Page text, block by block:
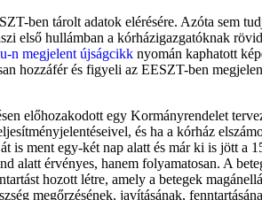
ben tárolt adatok elérésére. Azóta sem
első hullámban a kórházigazgatóknak
n megjelent újságcikk nyomán kaphatott
hozzáfér és figyeli az EESZT-ben
előhozakodott egy Kormányrendelet
és ha a kórház
is ment egy-két nap alatt és már ki is jött a
alatt érvényes, hanem folyamatosan. A
hozott létre, amely a betegek
megőrzésének, javításának,